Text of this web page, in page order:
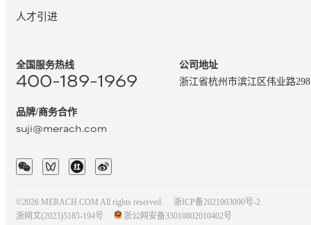
人才引进
全国服务热线
400-189-1969
品牌/商务合作
suji@merach.com
公司地址
浙江省杭州市滨江区伟业路
©2026 MERACH.COM All rights reserved.
浙ICP备2021003090号-2
浙网文(2023)5185-194号
浙公网安备33010802010402号